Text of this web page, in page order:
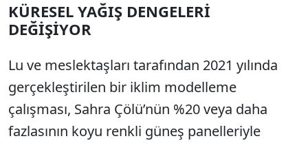
KÜRESEL YAĞIŞ DENGELERİ
DEĞİŞİYOR
Lu ve meslektaşları tarafından 2021 yılında
gerçekleştirilen bir iklim modelleme
çalışması, Sahra Çölü’nün %20 veya daha
fazlasının koyu renkli güneş panelleriyle